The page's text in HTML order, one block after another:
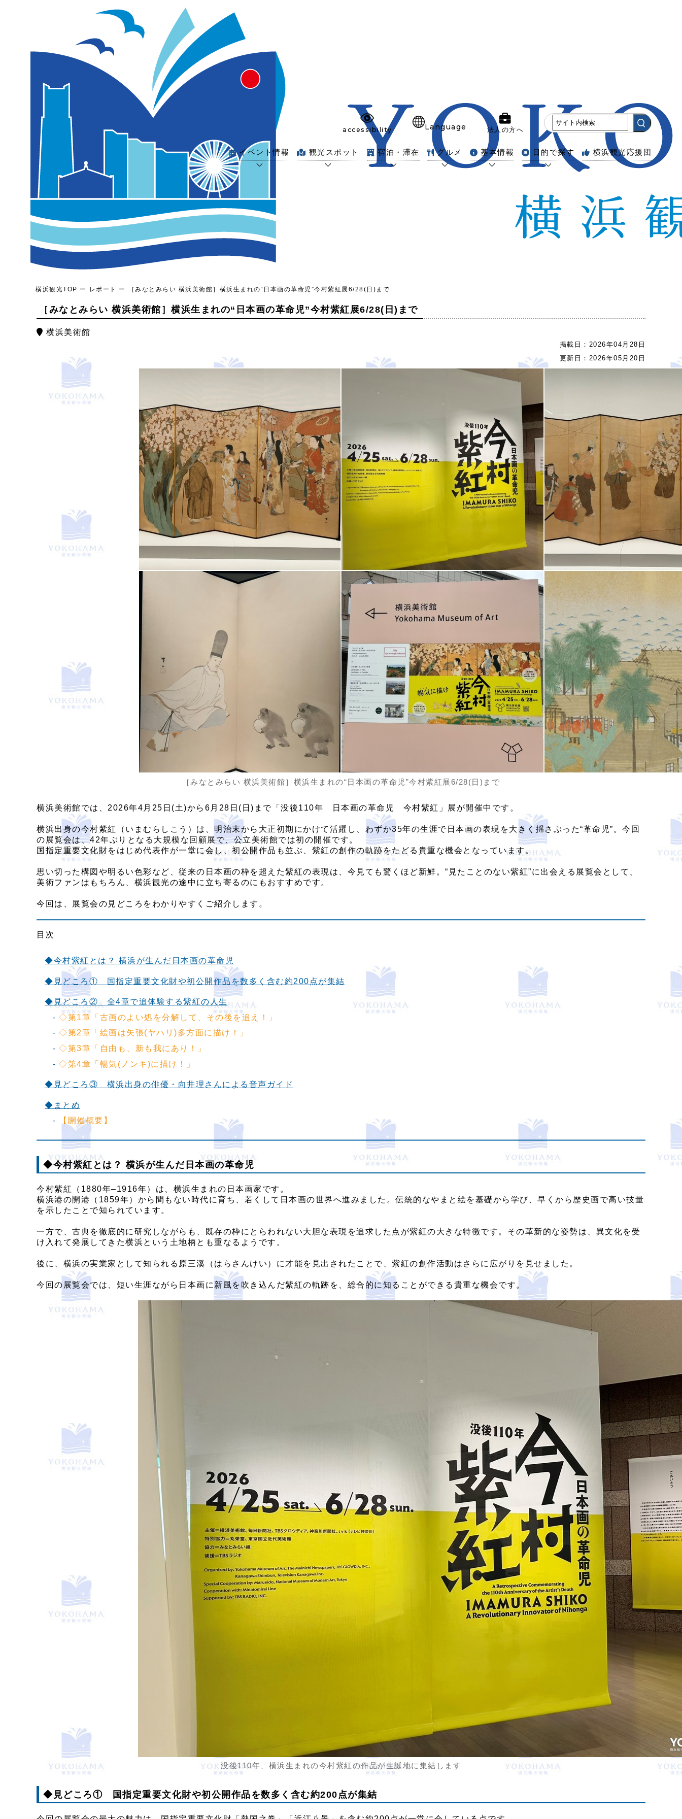
accessibility
Language
法人の方へ
イベント情報 観光スポット 宿泊・滞在 グルメ 基本情報 目的で探す 横浜観光応援団
横浜観光TOP レポート ［みなとみらい 横浜美術館］横浜生まれの“日本画の革命児”今村紫紅展6/28(日)まで
［みなとみらい 横浜美術館］横浜生まれの“日本画の革命児”今村紫紅展6/28(日)まで
横浜美術館
掲載日： 2026年04月28日
更新日： 2026年05月20日
［みなとみらい 横浜美術館］横浜生まれの“日本画の革命児”今村紫紅展6/28(日)まで
横浜美術館では、2026年4月25日(土)から6月28日(日)まで「没後110年 日本画の革命児 今村紫紅」展が開催中です。
横浜出身の今村紫紅（いまむらしこう）は、明治末から大正初期にかけて活躍し、わずか35年の生涯で日本画の表現を大きく揺さぶった“革命児”。今回
の展覧会は、42年ぶりとなる大規模な回顧展で、公立美術館では初の開催です。
国指定重要文化財をはじめ代表作が一堂に会し、初公開作品も並ぶ、紫紅の創作の軌跡をたどる貴重な機会となっています。
思い切った構図や明るい色彩など、従来の日本画の枠を超えた紫紅の表現は、今見ても驚くほど新鮮。“見たことのない紫紅”に出会える展覧会として、
美術ファンはもちろん、横浜観光の途中に立ち寄るのにもおすすめです。
今回は、展覧会の見どころをわかりやすくご紹介します。
目次
◆今村紫紅とは？ 横浜が生んだ日本画の革命児
◆見どころ① 国指定重要文化財や初公開作品を数多く含む約200点が集結
◆見どころ② 全4章で追体験する紫紅の人生
- ◇第1章「古画のよい処を分解して、その後を追え！」
- ◇第2章「絵画は矢張(ヤハリ)多方面に描け！」
- ◇第3章「自由も、新も我にあり！」
- ◇第4章「暢気(ノンキ)に描け！」
◆見どころ③ 横浜出身の俳優・向井理さんによる音声ガイド
◆まとめ
-
【開催概要】
◆今村紫紅とは？ 横浜が生んだ日本画の革命児
今村紫紅（1880年–1916年）は、横浜生まれの日本画家です。
横浜港の開港（1859年）から間もない時代に育ち、若くして日本画の世界へ進みました。伝統的なやまと絵を基礎から学び、早くから歴史画で高い技量
を示したことで知られています。
一方で、古典を徹底的に研究しながらも、既存の枠にとらわれない大胆な表現を追求した点が紫紅の大きな特徴です。その革新的な姿勢は、異文化を受
け入れて発展してきた横浜という土地柄とも重なるようです。
後に、横浜の実業家として知られる原三溪（はらさんけい）に才能を見出されたことで、紫紅の創作活動はさらに広がりを見せました。
今回の展覧会では、短い生涯ながら日本画に新風を吹き込んだ紫紅の軌跡を、総合的に知ることができる貴重な機会です。
没後110年、横浜生まれの今村紫紅の作品が生誕地に集結します
◆見どころ① 国指定重要文化財や初公開作品を数多く含む約200点が集結